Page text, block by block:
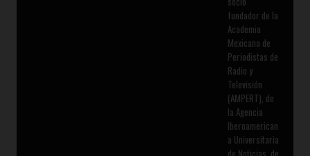
fundador de la
Academia
Mexicana de
Periodistas de
Radio y
Televisión
(AMPERT), de
la Agencia
Iberoamerican
a Universitaria